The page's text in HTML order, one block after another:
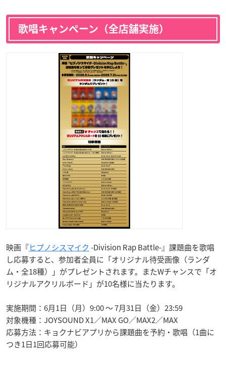
歌唱キャンペーン（全店舗実施）
映画『ヒプノシスマイク -Division Rap Battle-』課題曲を歌唱
し応募すると、参加者全員に「オリジナル待受画像（ランダ
ム・全18種）」がプレゼントされます。またWチャンスで「オ
リジナルアクリルボード」が10名様に当たります。
実施期間：6月1日（月）9:00 ～ 7月31日（金）23:59
対象機種：JOYSOUND X1／MAX GO／MAX2／MAX
応募方法：キョクナビアプリから課題曲を予約・歌唱（1曲に
つき1日1回応募可能）